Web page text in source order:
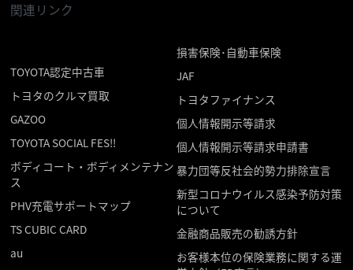
関連リンク
TOYOTA認定中古車
トヨタのクルマ買取
GAZOO
TOYOTA SOCIAL FES!!
ボディコート・ボディメンテナン
ス
PHV充電サポートマップ
TS CUBIC CARD
au
損害保険･自動車保険
JAF
トヨタファイナンス
個人情報開示等請求
個人情報開示等請求申請書
暴力団等反社会的勢力排除宣言
新型コロナウイルス感染予防対策
について
金融商品販売の勧誘方針
お客様本位の保険業務に関する運